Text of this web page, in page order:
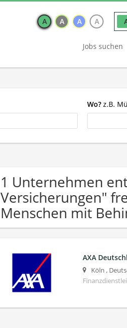
A A A A
Jobs suchen
Wo? z.B.
1 Unternehmen
Versicherungen"
Menschen mit
AXA
Köln ,